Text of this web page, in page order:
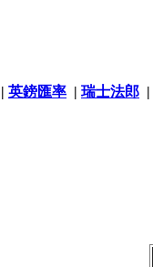
| 英鎊匯率 | 瑞士法郎 |